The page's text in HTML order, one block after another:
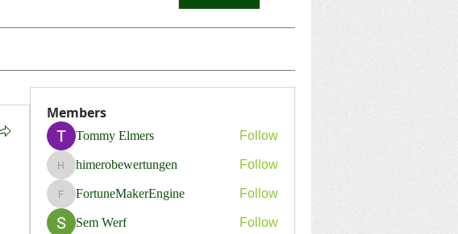
Members
Tommy Elmers Follow
himerobewertungen
himerobewertungen Follow
FortuneMakerEngine
FortuneMakerEngine Follow
Sem Werf Follow